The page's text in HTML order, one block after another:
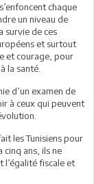
chaque
un niveau de
survie de ces
et surtout
et courage, pour
la santé.
d’un examen de
à ceux qui peuvent
les Tunisiens pour
cinq ans, ils ne
l’égalité fiscale et